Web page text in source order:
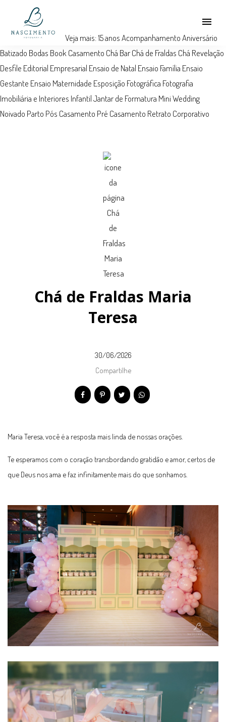
menu
Veja mais:15 anos AcompanhamentoAniversário
Batizado Bodas Book Casamento Chá BarChá de Fraldas Chá Revelação
Desfile Editorial Empresarial Ensaio de Natal Ensaio Família Ensaio
Gestante Ensaio Maternidade Esposição Fotográfica Fotografia
Imobiliária e Interiores InfantilJantar de Formatura Mini Wedding
Noivado Parto Pós Casamento Pré Casamento Retrato Corporativo
Chá de Fraldas Maria
Teresa
30/06/2026
Compartilhe
Maria Teresa, você é a resposta mais linda de nossas orações.
Te esperamos com o coração transbordando gratidão e amor, certos de
que Deus nos ama e faz infinitamente mais do que sonhamos.